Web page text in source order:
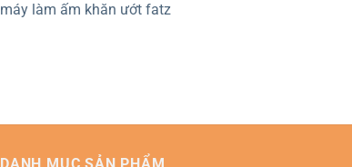
máy làm ấm khăn ướt fatz